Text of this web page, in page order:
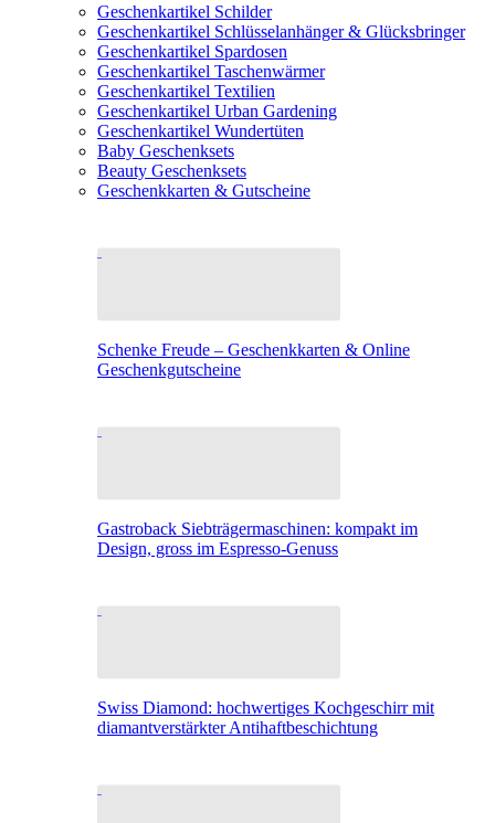
Geschenkartikel Schilder
Geschenkartikel Schlüsselanhänger & Glücksbringer
Geschenkartikel Spardosen
Geschenkartikel Taschenwärmer
Geschenkartikel Textilien
Geschenkartikel Urban Gardening
Geschenkartikel Wundertüten
Baby Geschenksets
Beauty Geschenksets
Geschenkkarten & Gutscheine
Schenke Freude – Geschenkkarten & Online
Geschenkgutscheine
Gastroback Siebträgermaschinen: kompakt im
Design, gross im Espresso-Genuss
Swiss Diamond: hochwertiges Kochgeschirr mit
diamantverstärkter Antihaftbeschichtung